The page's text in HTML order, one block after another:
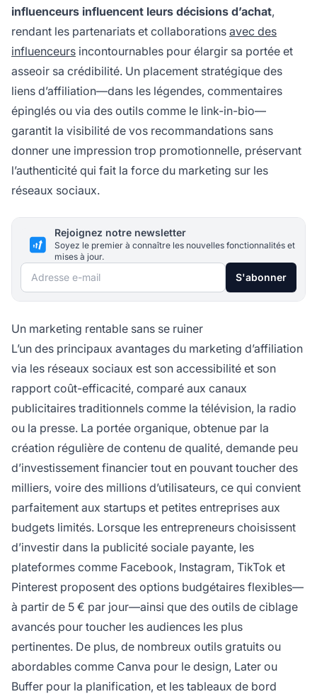
influenceurs influencent leurs décisions d’achat,
rendant les partenariats et collaborations avec des
influenceurs incontournables pour élargir sa portée et
asseoir sa crédibilité. Un placement stratégique des
liens d’affiliation—dans les légendes, commentaires
épinglés ou via des outils comme le link-in-bio—
garantit la visibilité de vos recommandations sans
donner une impression trop promotionnelle, préservant
l’authenticité qui fait la force du marketing sur les
réseaux sociaux.
Rejoignez notre newsletter
Soyez le premier à connaître les nouvelles fonctionnalités et
mises à jour.
Adresse e-mail S'abonner
Un marketing rentable sans se ruiner
L’un des principaux avantages du marketing d’affiliation
via les réseaux sociaux est son accessibilité et son
rapport coût-efficacité, comparé aux canaux
publicitaires traditionnels comme la télévision, la radio
ou la presse. La portée organique, obtenue par la
création régulière de contenu de qualité, demande peu
d’investissement financier tout en pouvant toucher des
milliers, voire des millions d’utilisateurs, ce qui convient
parfaitement aux startups et petites entreprises aux
budgets limités. Lorsque les entrepreneurs choisissent
d’investir dans la publicité sociale payante, les
plateformes comme Facebook, Instagram, TikTok et
Pinterest proposent des options budgétaires flexibles—
à partir de 5 € par jour—ainsi que des outils de ciblage
avancés pour toucher les audiences les plus
pertinentes. De plus, de nombreux outils gratuits ou
abordables comme Canva pour le design, Later ou
Buffer pour la planification, et les tableaux de bord